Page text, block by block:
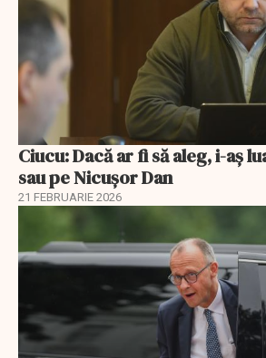
Ciucu: Dacă ar fi să aleg, i-aș
sau pe Nicușor Dan
21 FEBRUARIE 2026